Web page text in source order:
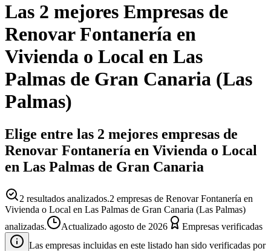
Las 2 mejores Empresas de
Renovar Fontanería en
Vivienda o Local en Las
Palmas de Gran Canaria (Las
Palmas)
Elige entre las 2 mejores empresas de
Renovar Fontanería en Vivienda o Local
en Las Palmas de Gran Canaria
2 resultados analizados.2 empresas de Renovar Fontanería en
Vivienda o Local en Las Palmas de Gran Canaria (Las Palmas)
analizadas.
Actualizado agosto de 2026
Empresas verificadas
Las empresas incluidas en este listado han sido verificadas por